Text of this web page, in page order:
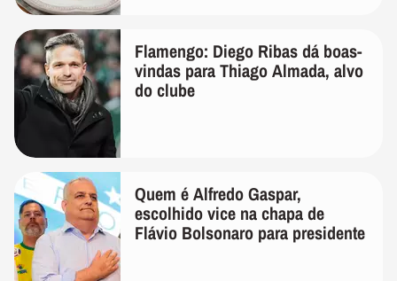
Flamengo: Diego Ribas dá boas-
vindas para Thiago Almada, alvo
do clube
Quem é Alfredo Gaspar,
escolhido vice na chapa de
Flávio Bolsonaro para presidente